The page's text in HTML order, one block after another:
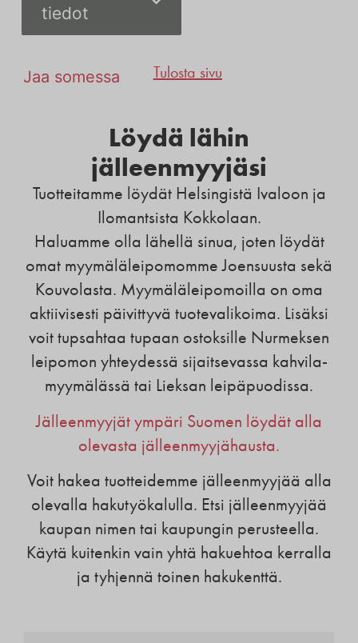
tiedot
Jaa somessa Tulosta sivu
Löydä lähin
jälleenmyyjäsi
Tuotteitamme löydät Helsingistä Ivaloon ja
Ilomantsista Kokkolaan.
Haluamme olla lähellä sinua, joten löydät
omat myymäläleipomomme Joensuusta sekä
Kouvolasta. Myymäläleipomoilla on oma
aktiivisesti päivittyvä tuotevalikoima. Lisäksi
voit tupsahtaa tupaan ostoksille Nurmeksen
leipomon yhteydessä sijaitsevassa kahvila-
myymälässä tai Lieksan leipäpuodissa.
Jälleenmyyjät ympäri Suomen löydät alla
olevasta jälleenmyyjähausta.
Voit hakea tuotteidemme jälleenmyyjää alla
olevalla hakutyökalulla. Etsi jälleenmyyjää
kaupan nimen tai kaupungin perusteella.
Käytä kuitenkin vain yhtä hakuehtoa kerralla
ja tyhjennä toinen hakukenttä.